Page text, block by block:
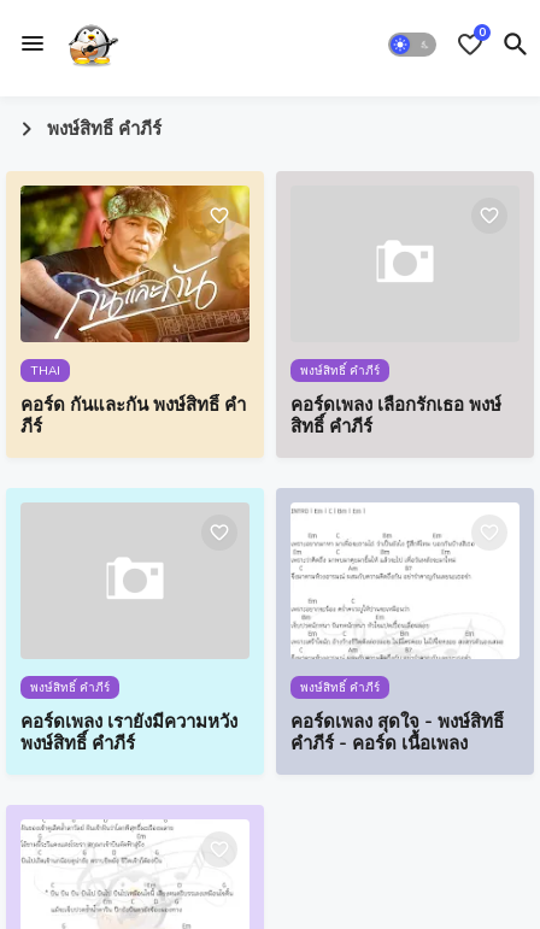
0
พงษ์สิทธิ์ คำภีร์
THAI
คอร์ด กันและกัน พงษ์สิทธิ์ คำ
ภีร์
พงษ์สิทธิ์ คำภีร์
คอร์ดเพลง เลือกรักเธอ พงษ์
สิทธิ์ คำภีร์
พงษ์สิทธิ์ คำภีร์
คอร์ดเพลง เรายังมีความหวัง
พงษ์สิทธิ์ คำภีร์
พงษ์สิทธิ์ คำภีร์
คอร์ดเพลง สุดใจ - พงษ์สิทธิ์
คำภีร์ - คอร์ด เนื้อเพลง